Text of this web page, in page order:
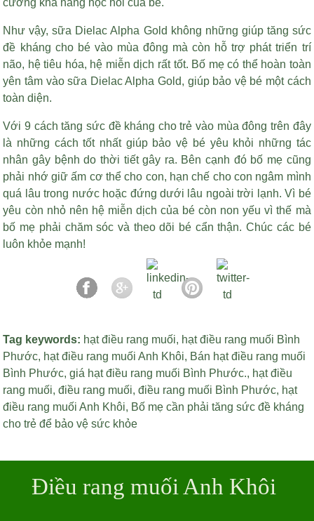
cường khả năng học hỏi của bé.
Như vậy, sữa Dielac Alpha Gold không những giúp tăng sức
đề kháng cho bé vào mùa đông mà còn hỗ trợ phát triển trí
não, hệ tiêu hóa, hệ miễn dịch rất tốt. Bố mẹ có thể hoàn toàn
yên tâm vào sữa Dielac Alpha Gold, giúp bảo vệ bé một cách
toàn diện.
Với 9 cách tăng sức đề kháng cho trẻ vào mùa đông trên đây
là những cách tốt nhất giúp bảo vệ bé yêu khỏi những tác
nhân gây bệnh do thời tiết gây ra. Bên cạnh đó bố mẹ cũng
phải nhớ giữ ấm cơ thể cho con, hạn chế cho con ngâm mình
quá lâu trong nước hoặc đứng dưới lâu ngoài trời lạnh. Vì bé
yêu còn nhỏ nên hệ miễn dịch của bé còn non yếu vì thế mà
bố mẹ phải chăm sóc và theo dõi bé cẩn thận. Chúc các bé
luôn khỏe mạnh!
Tag keywords: hạt điều rang muối, hạt điều rang muối Bình
Phước, hạt điều rang muối Anh Khôi, Bán hạt điều rang muối
Bình Phước,giá hạt điều rang muối Bình Phước., hạt điều
rang muối,điều rang muối,điều rang muối Bình Phước, hạt
điều rang muối Anh Khôi, Bố mẹ cần phải tăng sức đề kháng
cho trẻ để bảo vệ sức khỏe
Điều rang muối Anh Khôi